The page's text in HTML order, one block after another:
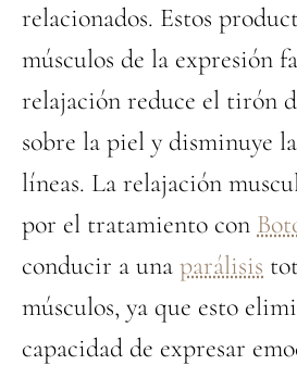
relacionados. Estos
músculos de la expresión
relajación reduce el tirón
sobre la piel y disminuye
líneas. La relajación
por el tratamiento con
conducir a una parálisis
músculos, ya que esto
capacidad de expresar